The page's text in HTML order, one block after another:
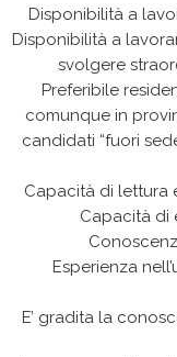
Disponibilità a
Disponibilità a
svolgere
Preferibile
comunque in
candidati “fuori
Capacità di lettura
Capacità di
Esperienza
E’ gradita la